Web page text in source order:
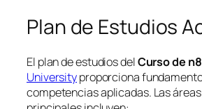
Plan de Estudios
El plan de estudios delCurso de
Universityproporciona
competencias aplicadas. Las